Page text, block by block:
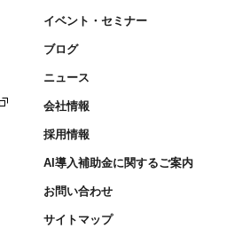
イベント・セミナー
ブログ
ニュース
会社情報
採用情報
AI導入補助金に関するご案内
お問い合わせ
サイトマップ